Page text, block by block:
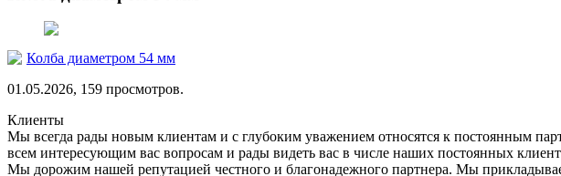
Колба диаметром 54 мм
01.05.2026, 159 просмотров.
Клиенты
Мы всегда рады новым клиентам и с глубоким уважением относятся к постоянным
всем интересующим вас вопросам и рады видеть вас в числе наших постоянных
Мы дорожим нашей репутацией честного и благонадежного партнера. Мы